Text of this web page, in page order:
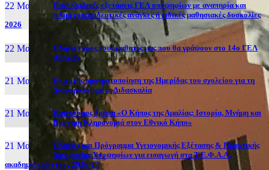
22 Μαι, 26
Πανελλαδικές εξετάσεις ΓΕΛ υποψηφίων με αναπηρία και
ειδικές εκπαιδευτικές ανάγκες ή ειδικές μαθησιακές δυσκολίες
2026
22 Μαι, 26
Οδηγίες προς τους μαθητές μας που θα γράψουν στο 14ο ΓΕΛ
Αθηνών
21 Μαι, 26
Επιτυχής πραγματοποίηση της Ημερίδας του σχολείου για τη
Διαφοροποιημένη Διδασκαλία
21 Μαι, 26
Καινοτόμος δράση «Ο Κήπος της Αμαλίας: Ιστορία, Μνήμη και
Βιώσιμη Κληρονομιά στον Εθνικό Κήπο»
21 Μαι, 26
Οδηγίες και Πρόγραμμα Υγειονομικής Εξέτασης & Πρακτικής
Δοκιμασίας Υποψηφίων για εισαγωγή στα Τ.Ε.Φ.Α.Α.,
ακαδημαϊκού έτους 2026-27